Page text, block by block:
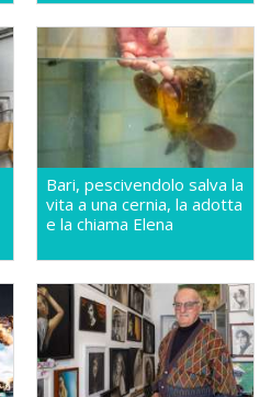
Bari, pescivendolo salva la
vita a una cernia, la adotta
e la chiama Elena